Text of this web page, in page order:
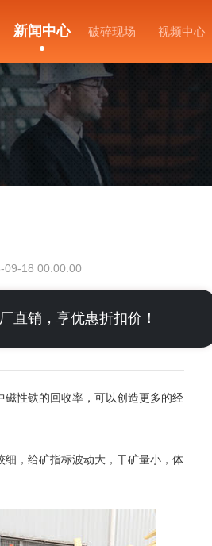
新闻中心 破碎现场 视频中心
09-18 00:00:00
直销，享优惠折扣价！
性铁的回收率，可以创造更多的经
，给矿指标波动大，干矿量小，体